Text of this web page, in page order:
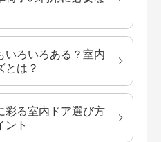
いろいろある？室内
とは？
彩る室内ドア選び方
ント